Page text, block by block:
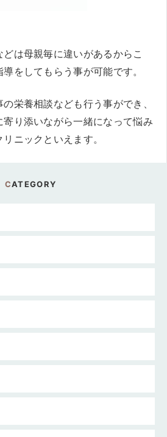
は母親毎に違いがあるからこ
をしてもらう事が可能です。
栄養相談なども行う事ができ、
り添いながら一緒になって悩み
ニックといえます。
CATEGORY